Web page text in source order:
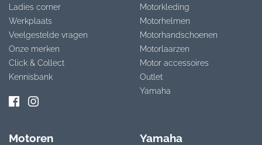
Ladies corner
Werkplaats
Veelgestelde vragen
Onze merken
Click & Collect
Kennisbank
Motorkleding
Motorhelmen
Motorhandschoenen
Motorlaarzen
Motor accessoires
Outlet
Yamaha
Motoren Yamaha